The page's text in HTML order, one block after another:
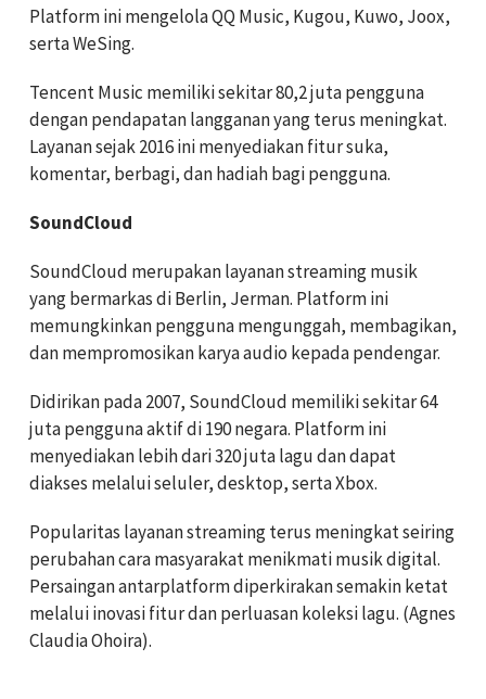
Platform ini mengelola QQ Music, Kugou, Kuwo, Joox,
serta WeSing.
Tencent Music memiliki sekitar 80,2 juta pengguna
dengan pendapatan langganan yang terus meningkat.
Layanan sejak 2016 ini menyediakan fitur suka,
komentar, berbagi, dan hadiah bagi pengguna.
SoundCloud
SoundCloud merupakan layanan streaming musik
yang bermarkas di Berlin, Jerman. Platform ini
memungkinkan pengguna mengunggah, membagikan,
dan mempromosikan karya audio kepada pendengar.
Didirikan pada 2007, SoundCloud memiliki sekitar 64
juta pengguna aktif di 190 negara. Platform ini
menyediakan lebih dari 320 juta lagu dan dapat
diakses melalui seluler, desktop, serta Xbox.
Popularitas layanan streaming terus meningkat seiring
perubahan cara masyarakat menikmati musik digital.
Persaingan antarplatform diperkirakan semakin ketat
melalui inovasi fitur dan perluasan koleksi lagu. (Agnes
Claudia Ohoira).